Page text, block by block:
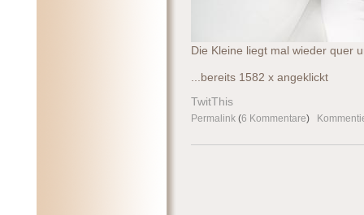
Die Kleine liegt mal wieder quer
...bereits 1582 x angeklickt
TwitThis
Permalink (6 Kommentare)